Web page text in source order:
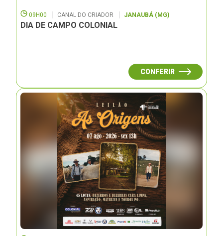
09H00 CANAL DO CRIADOR JANAUBÁ (MG)
DIA DE CAMPO COLONIAL
CONFERIR